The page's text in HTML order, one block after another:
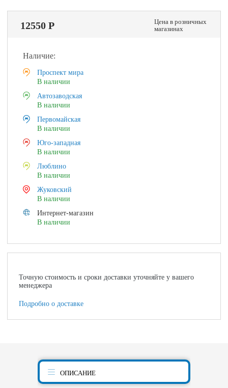
12550 Р
Цена в розничных
магазинах
Наличие:
Проспект мира
В наличии
Автозаводская
В наличии
Первомайская
В наличии
Юго-западная
В наличии
Люблино
В наличии
Жуковский
В наличии
Интернет-магазин
В наличии
Точную стоимость и сроки доставки уточняйте у вашего
менеджера
Подробно о доставке
ОПИСАНИЕ